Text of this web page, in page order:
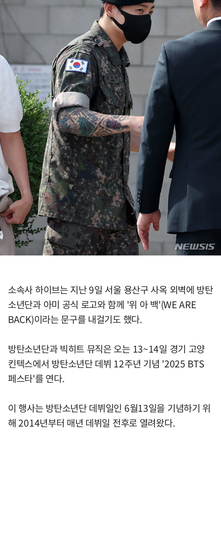
소속사 하이브는 지난 9일 서울 용산구 사옥 외벽에 방탄
소년단과 아미 공식 로고와 함께 '위 아 백'(WE ARE
BACK)이라는 문구를 내걸기도 했다.
방탄소년단과 빅히트 뮤직은 오는 13~14일 경기 고양
킨텍스에서 방탄소년단 데뷔 12주년 기념 '2025 BTS
페스타'를 연다.
이 행사는 방탄소년단 데뷔일인 6월13일을 기념하기 위
해 2014년부터 매년 데뷔일 전후로 열려왔다.